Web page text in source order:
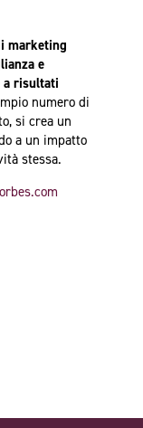
marketing
e
a risultati
numero di
si crea un
a un impatto
stessa.